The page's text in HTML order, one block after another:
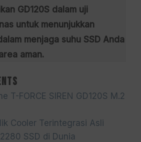
GD120S dalam uji
untuk menunjukkan
menjaga suhu SSD Anda
aman.
T-FORCE SIREN GD120S M.2
Cooler Terintegrasi Asli
SSD di Dunia